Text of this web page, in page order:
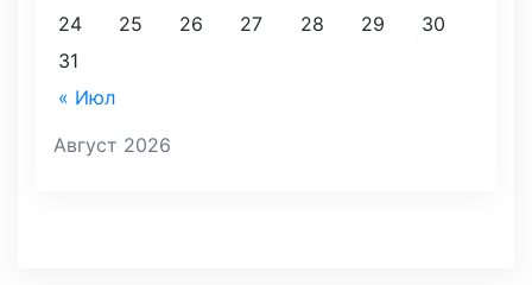
Август 2026
« Июл
24
25 26 27 28 29
30
31